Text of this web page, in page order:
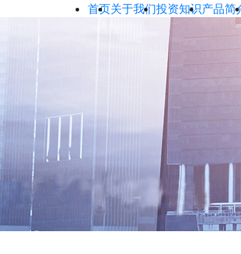
首页关于我们投资知识产品简